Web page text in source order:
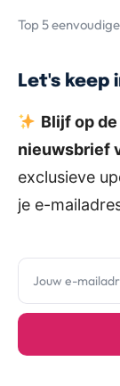
Top 5
Let's keep
Blijf op
nieuwsbrief
exclusieve
je e-